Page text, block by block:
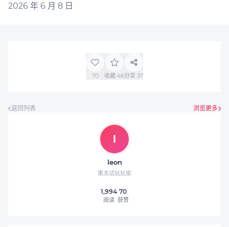
2026 年 6 月 8 日
70 收藏 46分享 37
返回列表 浏览更多
l
leon
果冻试玩玩家
1,994
阅读
70
获赞